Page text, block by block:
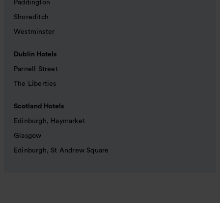
Paddington
Shoreditch
Westminster
Dublin Hotels
Parnell Street
The Liberties
Scotland Hotels
Edinburgh, Haymarket
Glasgow
Edinburgh, St Andrew Square